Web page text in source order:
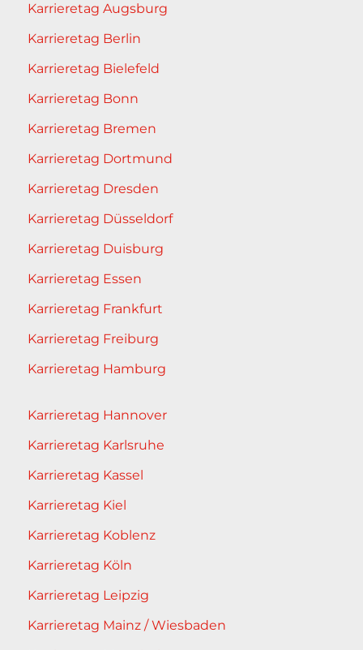
Karrieretag Augsburg
Karrieretag Berlin
Karrieretag Bielefeld
Karrieretag Bonn
Karrieretag Bremen
Karrieretag Dortmund
Karrieretag Dresden
Karrieretag Düsseldorf
Karrieretag Duisburg
Karrieretag Essen
Karrieretag Frankfurt
Karrieretag Freiburg
Karrieretag Hamburg
Karrieretag Hannover
Karrieretag Karlsruhe
Karrieretag Kassel
Karrieretag Kiel
Karrieretag Koblenz
Karrieretag Köln
Karrieretag Leipzig
Karrieretag Mainz / Wiesbaden